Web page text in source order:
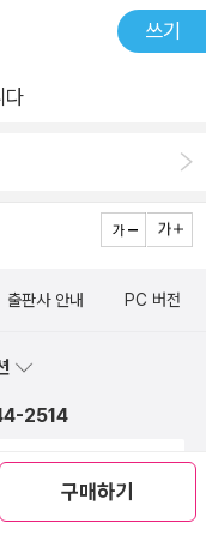
구매하기
있는걸까요?똥볶이
서 <강효미 작가님과
서 얻어낸 기회였는데
이에게 "우리엄마
미작가님의 믿고보는#
시 1권부터 정주행하
까요_💜ㆍㆍㆍ출판
리가지킨다 #슈크림
린이동화 #추천도서#
요. 이 이야기를 읽으며
에도 작은 문방구가 있
는데 걸러지지 않는 불
구요. 용돈을 아끼고
가 잘 타일러 보고 가족
어야 한다고 반복적으
아이들이 더 집중하며
친 게임중독, 중독이
생각해보길 바래요.
김무연작가님 #초등저
판타지동화추천 #판
쓰기
다
출판사 안내 PC 버전
2514
FAQ
안내